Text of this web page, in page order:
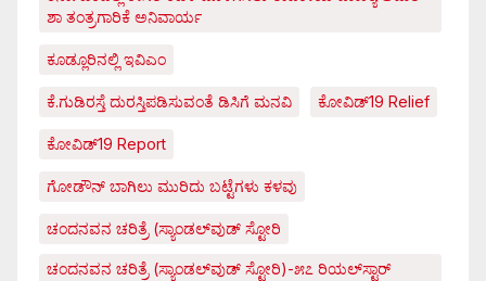
ಶಾ ತಂತ್ರಗಾರಿಕೆ ಅನಿವಾರ್ಯ
ಕೂಡ್ಲೂರಿನಲ್ಲಿ ಇವಿಎಂ
ಕೆ.ಗುಡಿರಸ್ತೆ ದುರಸ್ತಿಪಡಿಸುವಂತೆ ಡಿಸಿಗೆ ಮನವಿ ಕೋವಿಡ್‌19 Relief
ಕೋವಿಡ್‌19 Report
ಗೋಡೌನ್ ಬಾಗಿಲು ಮುರಿದು ಬಟ್ಟೆಗಳು ಕಳವು
ಚಂದನವನ ಚರಿತ್ರೆ (ಸ್ಯಾಂಡಲ್‌ವುಡ್ ಸ್ಟೋರಿ
ಚಂದನವನ ಚರಿತ್ರೆ (ಸ್ಯಾಂಡಲ್‌ವುಡ್ ಸ್ಟೋರಿ)-೫೭ ರಿಯಲ್‌ಸ್ಟಾರ್